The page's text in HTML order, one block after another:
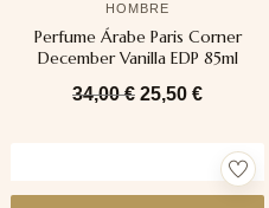
HOMBRE
Perfume Árabe Paris Corner
December Vanilla EDP 85ml
34,00€ 25,50 €